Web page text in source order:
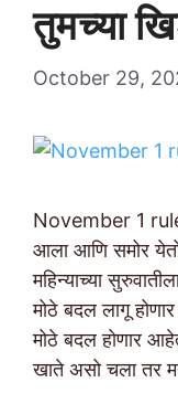
तुमच्या
October 29,
November 1
आला आणि समोर
महिन्याच्या
मोठे बदल लागू
मोठे बदल होणार
खाते असो चला तर